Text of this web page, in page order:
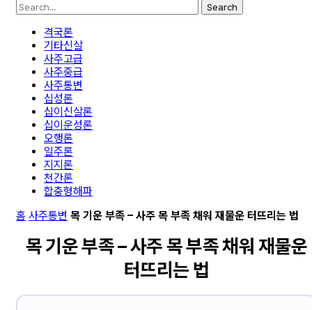
Search
격국론
기타신살
사주고급
사주중급
사주통변
십성론
십이신살론
십이운성론
오행론
일주론
지지론
천간론
합충형해파
홈 사주통변 목 기운 부족 – 사주 목 부족 채워 재물운 터뜨리는 법
목 기운 부족 – 사주 목 부족 채워 재물운
터뜨리는 법